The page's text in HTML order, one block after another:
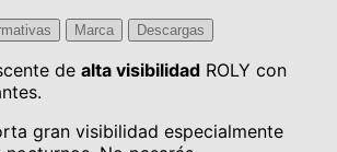
Marca Descargas
de alta visibilidad ROLY con
gran visibilidad especialmente